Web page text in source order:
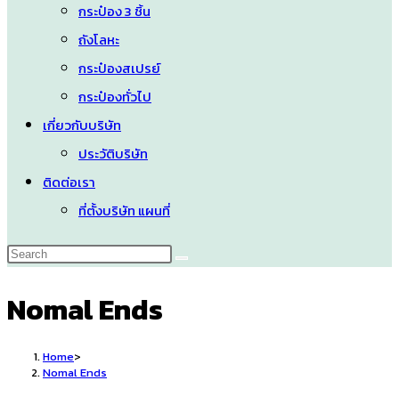
กระป๋อง 3 ชิ้น
ถังโลหะ
กระป๋องสเปรย์
กระป๋องทั่วไป
เกี่ยวกับบริษัท
ประวัติบริษัท
ติดต่อเรา
ที่ตั้งบริษัท แผนที่
Nomal Ends
Home>
Nomal Ends